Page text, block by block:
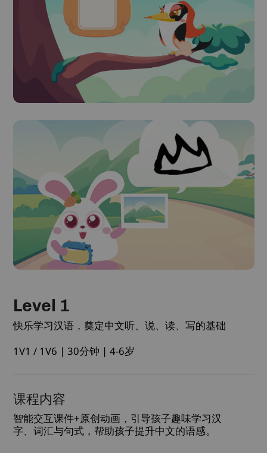
Level 1
快乐学习汉语，奠定中文听、说、读、写的基础
1V1 / 1V6 | 30分钟 | 4-6岁
课程内容
智能交互课件+原创动画，引导孩子趣味学习汉
字、词汇与句式，帮助孩子提升中文的语感。